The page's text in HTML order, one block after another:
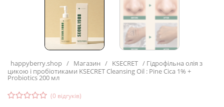
happyberry.shop / Магазин / KSECRET / Гідрофільна олія з
цикою і пробіотиками KSECRET Cleansing Oil : Pine Cica 1% +
Probiotics 200 мл
(0 відгуків)